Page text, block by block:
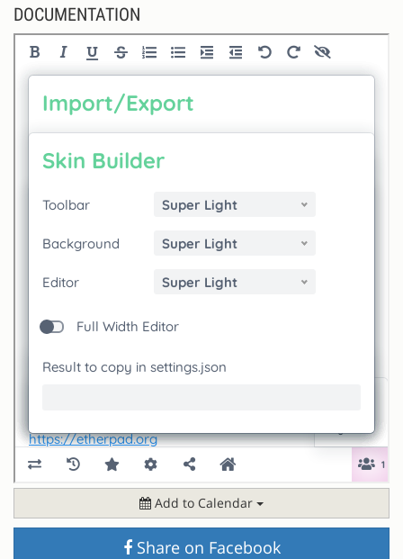
DOCUMENTATION
Add to Calendar
Share on Facebook